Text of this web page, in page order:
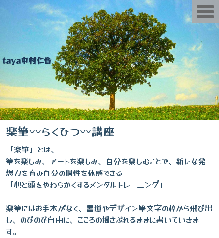
taya中村仁音
楽筆〰らくひつ〰講座
「楽筆」とは、
筆を楽しみ、アートを楽しみ、自分を楽しむことで、新たな発
想力を育み自分の個性を体感できる
「心と頭をやわらかくするメンタルトレーニング」
楽筆にはお手本がなく、書道やデザイン筆文字の枠から飛び出
し、のびのび自由に、こころの揺さぶれるままに書いていきま
す。
T
o
g
i
g
a
i
o
n